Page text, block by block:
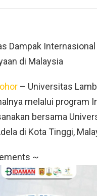
Dampak
di Malaysia
– Universitas
melalui program
bersama
di Kota Tinggi,
~